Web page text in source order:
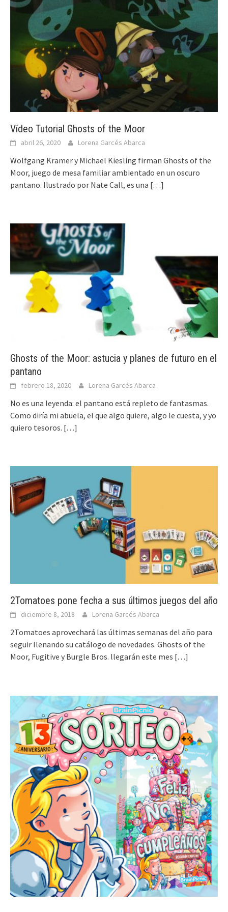
Vídeo Tutorial Ghosts of the Moor
abril 26, 2020 Lorena Garcés Abarca
Wolfgang Kramer y Michael Kiesling firman Ghosts of the
Moor, juego de mesa familiar ambientado en un oscuro
pantano. Ilustrado por Nate Call, es una […]
Ghosts of the Moor: astucia y planes de futuro en el
pantano
febrero 18, 2020 Lorena Garcés Abarca
No es una leyenda: el pantano está repleto de fantasmas.
Como diría mi abuela, el que algo quiere, algo le cuesta, y yo
quiero tesoros. […]
2Tomatoes pone fecha a sus últimos juegos del año
diciembre 8, 2018 Lorena Garcés Abarca
2Tomatoes aprovechará las últimas semanas del año para
seguir llenando su catálogo de novedades. Ghosts of the
Moor, Fugitive y Burgle Bros. llegarán este mes […]